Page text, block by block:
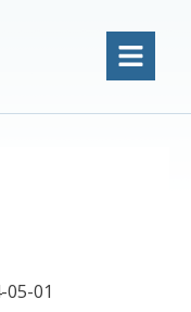
05-01